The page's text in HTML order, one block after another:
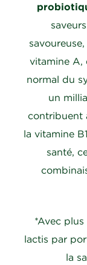
vitamine A,
normal du
un
contribuent
la vitamine
santé,
*Avec
lactis par
la